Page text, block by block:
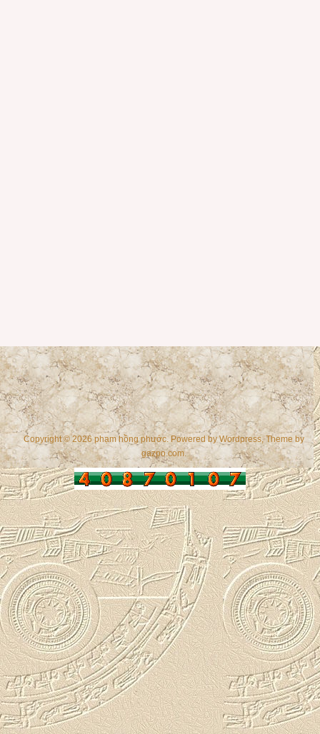
Copyright © 2026 phạm hồng phước. Powered byWordpress , Theme by
gazpo.com.